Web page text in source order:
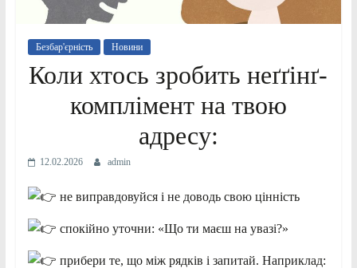
Безбар'єрність Новини
Коли хтось зробить неґґінґ-
комплімент на твою
адресу:
12.02.2026 admin
не виправдовуйся і не доводь свою цінність
спокійно уточни: «Що ти маєш на увазі?»
прибери те, що між рядків і запитай. Наприклад: